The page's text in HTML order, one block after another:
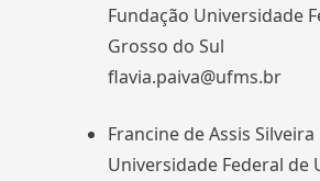
Fundação Universidade
Grosso do Sul
flavia.paiva@ufms.br
Francine de Assis Silveira
Universidade Federal de